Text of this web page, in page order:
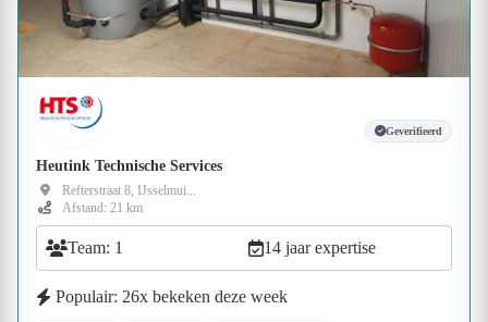
Geverifieerd
Heutink Technische Services
Refterstraat 8, IJsselmui...
Afstand: 21 km
Team: 1 14 jaar expertise
Populair: 26x bekeken deze week